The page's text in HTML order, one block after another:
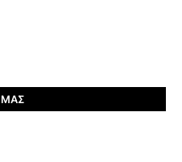
ΜΑΣ